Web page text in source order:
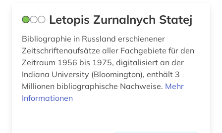
evolutionsbiologie (1)
fachdidaktik (2)
fernerkundung (2)
fernsehsendung (2)
festschrift (1)
Tschechische Republik (3)
Tuerkei (4)
USA (5)
Ukraine (1)
Ungarn (1)
Letopis Zurnalnych Statej
Bibliographie in Russland erschienener
Zeitschriftenaufsätze aller Fachgebiete für den
Zeitraum 1956 bis 1975, digitalisiert an der
Indiana University (Bloomington), enthält 3
Millionen bibliographische Nachweise. Mehr
Informationen